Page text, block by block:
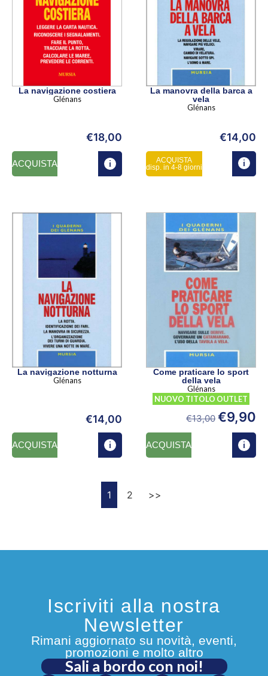
La navigazione costiera
Glénans
€18,00
ACQUISTA
La manovra della barca a
vela
Glénans
€14,00
ACQUISTA
disp. in 4-8 giorni
La navigazione notturna
Glénans
€14,00
ACQUISTA
Come praticare lo sport
della vela
Glénans
NUOVO TITOLO OUTLET
€13,00 €9,90
ACQUISTA
1 2 >>
Iscriviti alla nostra
Newsletter
Rimani aggiornato su novità, eventi,
promozioni e molto altro
Sali a bordo con noi!